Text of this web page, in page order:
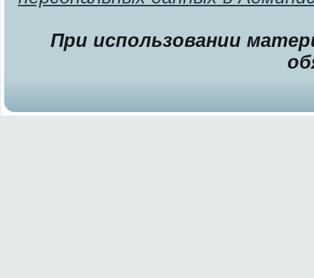
При использовании